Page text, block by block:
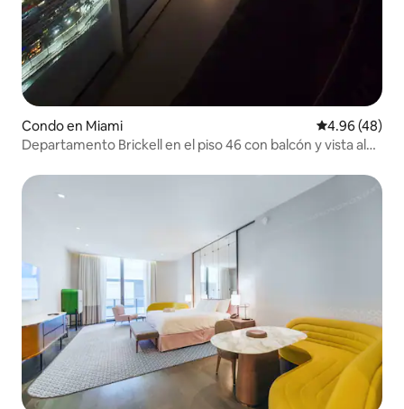
Condo en Miami Calificación
4.96 (48)
Departamento Brickell en el piso 46 con balcón y vista al